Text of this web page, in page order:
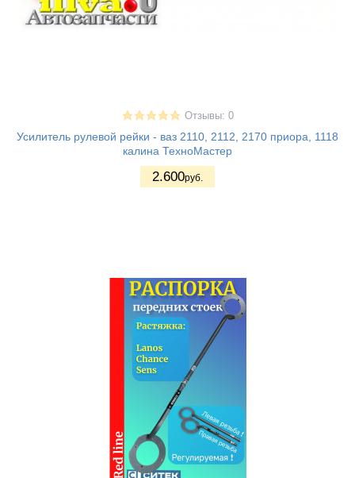
Отзывы: 0
Усилитель рулевой рейки - ваз 2110, 2112, 2170 приора, 1118
калина ТехноМастер
2.600руб.